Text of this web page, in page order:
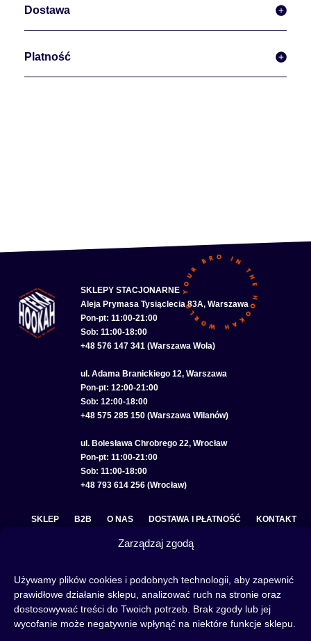
Zarządzaj zgodą
Używamy plików cookies i podobnych technologii, aby zapewnić
prawidłowe działanie sklepu, analizować ruch na stronie oraz
dostosowywać treści do Twoich potrzeb. Brak zgody lub jej
wycofanie może negatywnie wpłynąć na niektóre funkcje sklepu.
Dostawa
Platność
SKLEPY STACJONARNE
Aleja Prymasa Tysiąclecia 83A, Warszawa
Pon-pt: 11:00-21:00
Sob: 11:00-18:00
+48 576 147 341 (Warszawa Wola)
ul. Adama Branickiego 12, Warszawa
Pon-pt: 12:00-21:00
Sob: 12:00-18:00
+48 575 285 150 (Warszawa Wilanów)
ul. Bolesława Chrobrego 22, Wrocław
Pon-pt: 11:00-21:00
Sob: 11:00-18:00
+48 793 614 256 (Wrocław)
SKLEP B2B O NAS DOSTAWA I PŁATNOŚĆ KONTAKT
POLITYKA PRYWATNOŚCI